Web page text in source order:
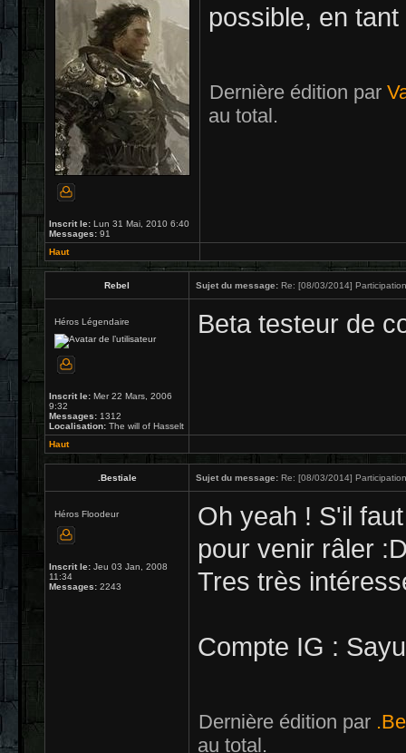
Inscrit le: Lun 31 Mai, 2010 6:40
Messages: 91
possible, en
Dernière édition par
au total.
Haut
Rebel Sujet du message: Re: [08/03/2014]
Héros Légendaire
Inscrit le: Mer 22 Mars, 2006
9:32
Messages: 1312
Localisation: The will of Hasselt
Beta testeur de
Haut
.Bestiale Sujet du message: Re: [08/03/2014]
Héros Floodeur
Inscrit le: Jeu 03 Jan, 2008
11:34
Messages: 2243
Oh yeah ! S'il
pour venir râler
Tres très
Compte IG :
Dernière édition par
au total.